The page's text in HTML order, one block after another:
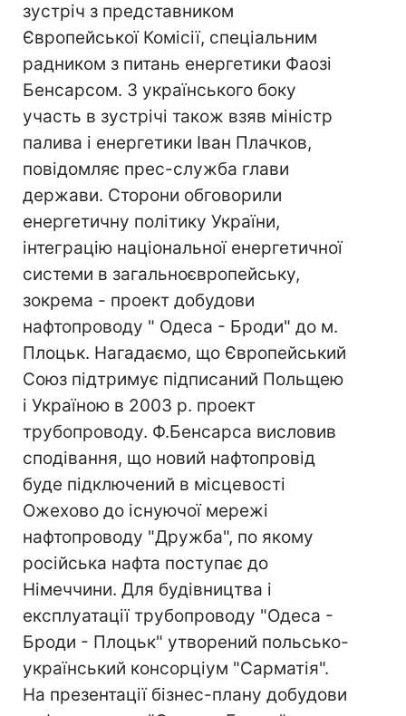
зустріч з представником
Європейської Комісії, спеціальним
радником з питань енергетики Фаозі
Бенсарсом. З українського боку
участь в зустрічі також взяв міністр
палива і енергетики Іван Плачков,
повідомляє прес-служба глави
держави. Сторони обговорили
енергетичну політику України,
інтеграцію національної енергетичної
системи в загальноєвропейську,
зокрема - проект добудови
нафтопроводу " Одеса - Броди" до м.
Плоцьк. Нагадаємо, що Європейський
Союз підтримує підписаний Польщею
і Україною в 2003 р. проект
трубопроводу. Ф.Бенсарса висловив
сподівання, що новий нафтопровід
буде підключений в місцевості
Ожехово до існуючої мережі
нафтопроводу "Дружба", по якому
російська нафта поступає до
Німеччини. Для будівництва і
експлуатації трубопроводу "Одеса -
Броди - Плоцьк" утворений польсько-
український консорціум "Сарматія".
На презентації бізнес-плану добудови